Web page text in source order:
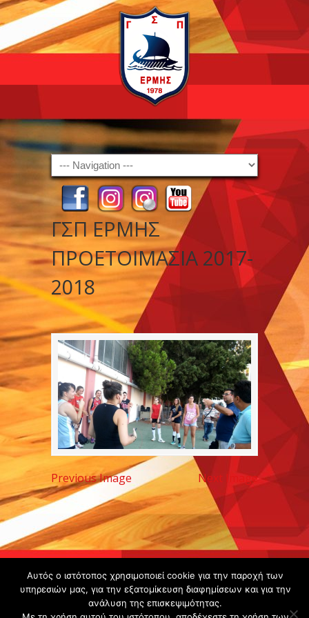
Navigation
ΓΣΠ ΕΡΜΗΣ
ΠΡΟΕΤΟΙΜΑΣΙΑ 2017-
2018
Previous Image Next Image
Copyright ©
2020 -
Gsperamatosermis.gr
Αυτός ο ιστότοπος χρησιμοποιεί cookie για την παροχή των
υπηρεσιών μας, για την εξατομίκευση διαφημίσεων και για την
ανάλυση της επισκεψιμότητας.